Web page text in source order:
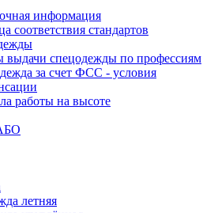
информация
соответствия стандартов
спецодежды по профессиям
за счет ФСС - условия
работы на высоте
летняя